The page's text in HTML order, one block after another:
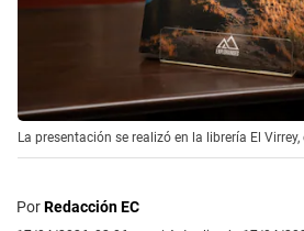
La presentación se realizó en la librería El
PorRedacción EC